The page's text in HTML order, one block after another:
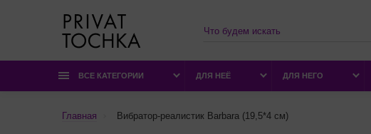
ВСЕ КАТЕГОРИИ ДЛЯ НЕЁ ДЛЯ НЕГО
Главная Вибратор-реалистик Barbara (19,5*4 см)